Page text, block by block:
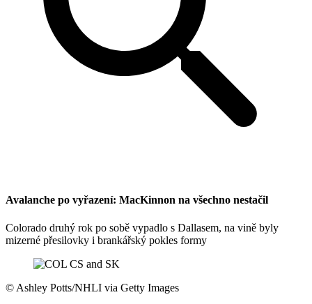
Avalanche po vyřazení: MacKinnon na všechno nestačil
Colorado druhý rok po sobě vypadlo s Dallasem, na vině byly
mizerné přesilovky i brankářský pokles formy
© Ashley Potts/NHLI via Getty Images